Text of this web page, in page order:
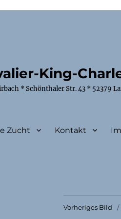
King-
* Schönthaler Str. 43 * 52379
Zucht Kontakt
Vorheriges Bild